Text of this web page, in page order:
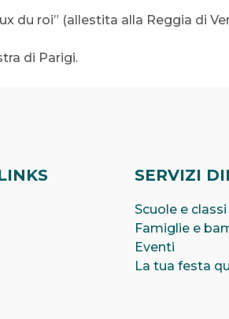
du roi” (allestita alla Reggia di
di Parigi.
SERVIZI
Scuole e classi
Famiglie e
Eventi
La tua festa